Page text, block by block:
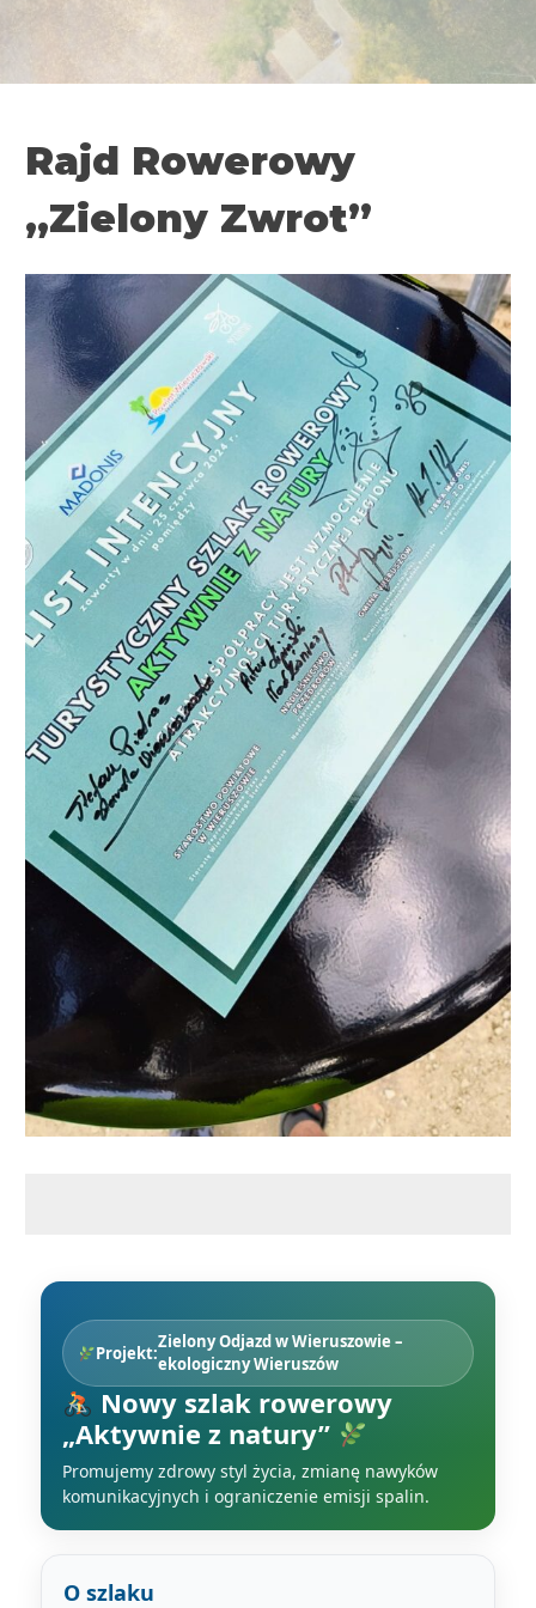
Rajd Rowerowy
„Zielony Zwrot”
Projekt:
Zielony Odjazd w Wieruszowie –
ekologiczny Wieruszów
Nowy szlak rowerowy
„Aktywnie z natury”
Promujemy zdrowy styl życia, zmianę nawyków
komunikacyjnych i ograniczenie emisji spalin.
O szlaku